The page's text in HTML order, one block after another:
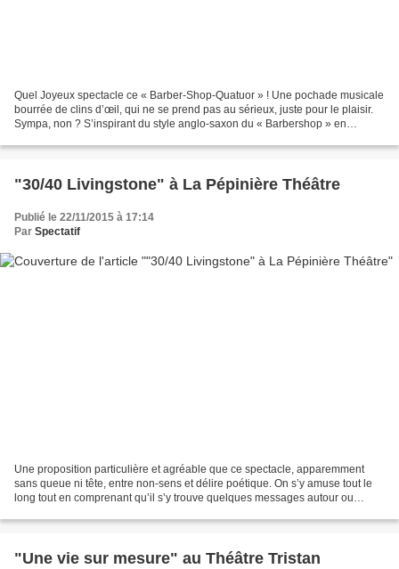
Quel Joyeux spectacle ce « Barber-Shop-Quatuor » ! Une pochade musicale
bourrée de clins d’œil, qui ne se prend pas au sérieux, juste pour le plaisir.
Sympa, non ? S’inspirant du style anglo-saxon du « Barbershop » en
"30/40 Livingstone" à La Pépinière Théâtre
Publié le 22/11/2015 à 17:14
Par Spectatif
Une proposition particulière et agréable que ce spectacle, apparemment
sans queue ni tête, entre non-sens et délire poétique. On s’y amuse tout le
long tout en comprenant qu’il s’y trouve quelques messages autour ou
"Une vie sur mesure" au Théâtre Tristan